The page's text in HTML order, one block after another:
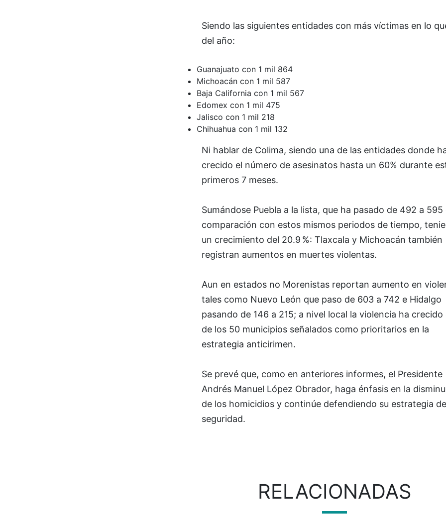
Siendo las siguientes entidades con más víctimas en lo
del año:
Guanajuato con 1 mil 864
Michoacán con 1 mil 587
Baja California con 1 mil 567
Edomex con 1 mil 475
Jalisco con 1 mil 218
Chihuahua con 1 mil 132
Ni hablar de Colima, siendo una de las entidades donde
crecido el número de asesinatos hasta un 60% durante
primeros 7 meses.
Sumándose Puebla a la lista, que ha pasado de 492 a 595
comparación con estos mismos periodos de tiempo,
un crecimiento del 20.9 %: Tlaxcala y Michoacán también
registran aumentos en muertes violentas.
Aun en estados no Morenistas reportan aumento en
tales como Nuevo León que paso de 603 a 742 e Hidalgo
pasando de 146 a 215; a nivel local la violencia ha crecido
de los 50 municipios señalados como prioritarios en la
estrategia anticirimen.
Se prevé que, como en anteriores informes, el Presidente
Andrés Manuel López Obrador, haga énfasis en la
de los homicidios y continúe defendiendo su estrategia de
seguridad.
RELACIONADAS